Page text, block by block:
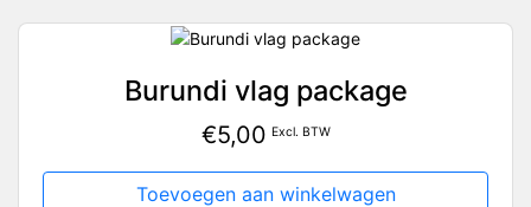
Burundi vlag package
€5,00 Excl. BTW
Toevoegen aan winkelwagen